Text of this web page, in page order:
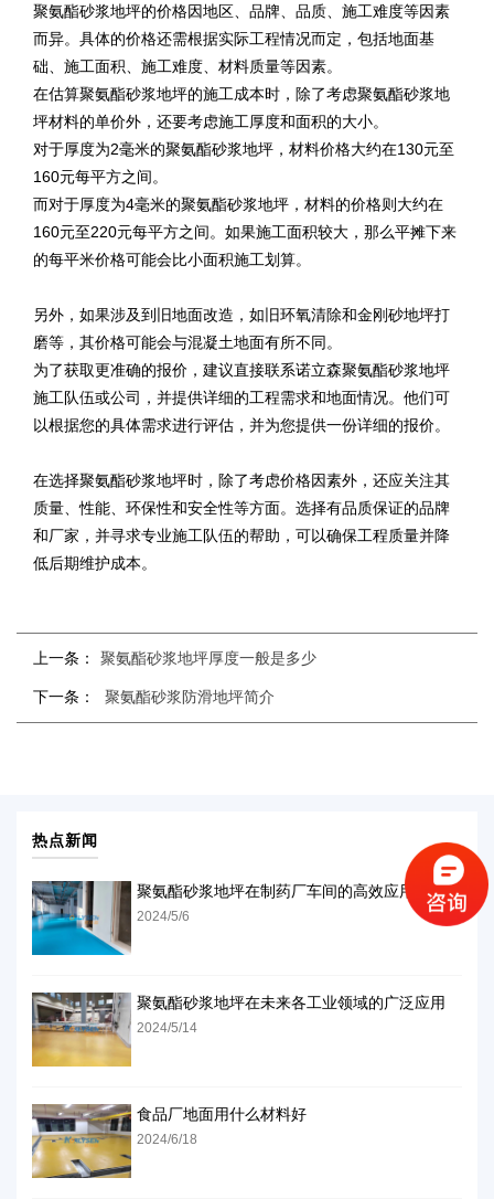
聚氨酯砂浆地坪的价格因地区、品牌、品质、施工难度等因素
而异。具体的价格还需根据实际工程情况而定，包括地面基
础、施工面积、施工难度、材料质量等因素。
在估算聚氨酯砂浆地坪的施工成本时，除了考虑聚氨酯砂浆地
坪材料的单价外，还要考虑施工厚度和面积的大小。
对于厚度为2毫米的聚氨酯砂浆地坪，材料价格大约在130元至
160元每平方之间。
而对于厚度为4毫米的聚氨酯砂浆地坪，材料的价格则大约在
160元至220元每平方之间。如果施工面积较大，那么平摊下来
的每平米价格可能会比小面积施工划算。
另外，如果涉及到旧地面改造，如旧环氧清除和金刚砂地坪打
磨等，其价格可能会与混凝土地面有所不同。
为了获取更准确的报价，建议直接联系诺立森聚氨酯砂浆地坪
施工队伍或公司，并提供详细的工程需求和地面情况。他们可
以根据您的具体需求进行评估，并为您提供一份详细的报价。
在选择聚氨酯砂浆地坪时，除了考虑价格因素外，还应关注其
质量、性能、环保性和安全性等方面。选择有品质保证的品牌
和厂家，并寻求专业施工队伍的帮助，可以确保工程质量并降
低后期维护成本。
上一条： 聚氨酯砂浆地坪厚度一般是多少
下一条： 聚氨酯砂浆防滑地坪简介
热点新闻
聚氨酯砂浆地坪在制药厂车间的高效应用
2024/5/6
聚氨酯砂浆地坪在未来各工业领域的广泛应用
2024/5/14
食品厂地面用什么材料好
2024/6/18